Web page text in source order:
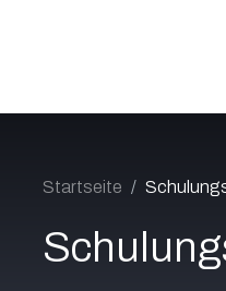
Startseite